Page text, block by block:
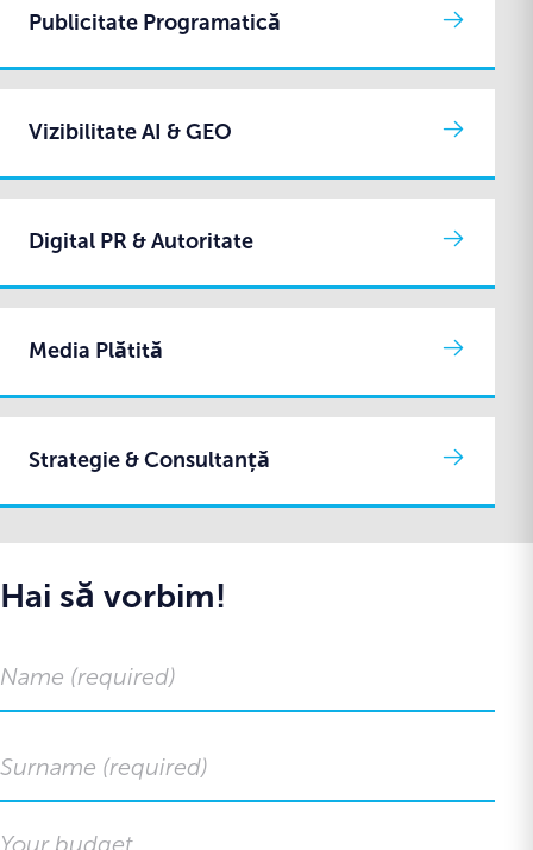
Publicitate Programatică
Vizibilitate AI & GEO
Digital PR & Autoritate
Media Plătită
Strategie & Consultanță
Hai să vorbim!
Your budget